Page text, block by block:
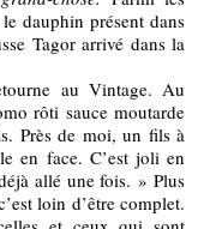
dauphin présent dans
Tagor arrivé dans la
au Vintage. Au
rôti sauce moutarde
Près de moi, un fils à
en face. C’est joli en
allé une fois. » Plus
loin d’être complet.